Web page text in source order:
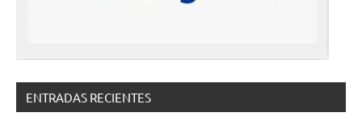
ENTRADAS RECIENTES